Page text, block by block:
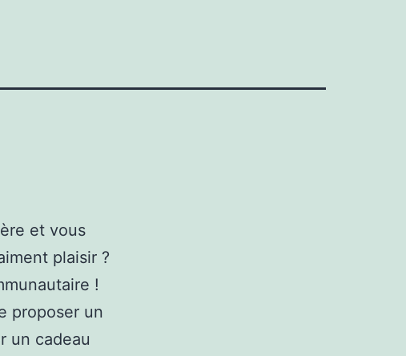
et vous
plaisir ?
!
proposer un
un cadeau